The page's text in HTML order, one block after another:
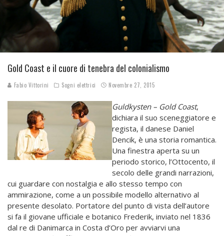
Gold Coast e il cuore di tenebra del colonialismo
Fabio Vittorini Sogni elettrici Novembre 27, 2015
Guldkysten – Gold Coast,
dichiara il suo sceneggiatore e
regista, il danese Daniel
Dencik, è una storia romantica.
Una finestra aperta su un
periodo storico, l’Ottocento, il
secolo delle grandi narrazioni,
cui guardare con nostalgia e allo stesso tempo con
ammirazione, come a un possibile modello alternativo al
presente desolato. Portatore del punto di vista dell’autore
si fa il giovane ufficiale e botanico Frederik, inviato nel 1836
dal re di Danimarca in Costa d’Oro per avviarvi una